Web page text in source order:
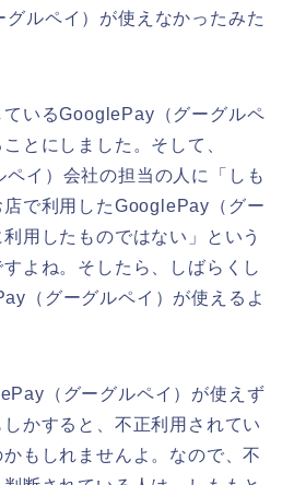
ルペイ）が使えなかったみた
いるGooglePay（グーグルペ
とにしました。そして、
イ）会社の担当の人に「しも
店で利用したGooglePay（グー
用したものではない」という
よね。そしたら、しばらくし
（グーグルペイ）が使えるよ
（グーグルペイ）が使えず
かすると、不正利用されてい
もしれませんよ。なので、不